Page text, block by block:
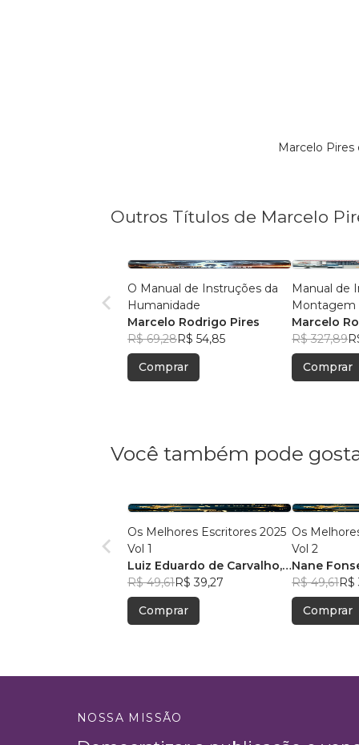
Marcelo
Outros Títulos de Marcelo
O Manual de Instruções da
Humanidade
Marcelo Rodrigo Pires
R$ 69,28R$ 54,85
Comprar
Manual de
Montagem
Protótipo
Mecânico
Tubos PVC,
Marcelo
R$ 327,89
Comprar
Você também pode
Os Melhores Escritores 2025
Vol 1
Luiz Eduardo de Carvalho,
+60
R$ 49,61R$ 39,27
Comprar
Os
Vol 2
Nane
R$ 49,61R$
Comprar
NOSSA MISSÃO